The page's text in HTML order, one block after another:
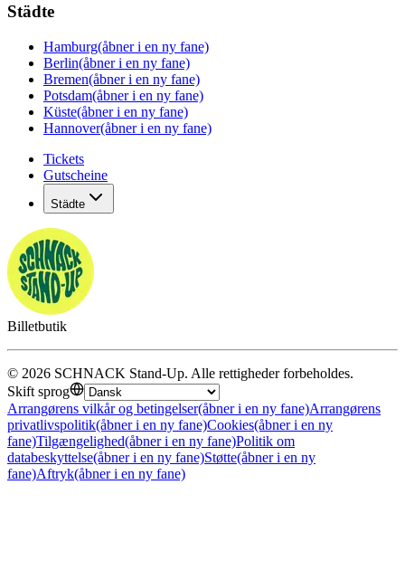
Städte
Hamburg(åbner i en ny fane)
Berlin(åbner i en ny fane)
Bremen(åbner i en ny fane)
Potsdam(åbner i en ny fane)
Küste(åbner i en ny fane)
Hannover(åbner i en ny fane)
Tickets
Gutscheine
Städte
Billetbutik
© 2026 SCHNACK Stand-Up. Alle rettigheder forbeholdes.
Skift sprog
Arrangørens vilkår og betingelser(åbner i en ny fane)Arrangørens
privatlivspolitik(åbner i en ny fane)Cookies(åbner i en ny
fane)Tilgængelighed(åbner i en ny fane)Politik om
databeskyttelse(åbner i en ny fane)Støtte(åbner i en ny
fane)Aftryk(åbner i en ny fane)